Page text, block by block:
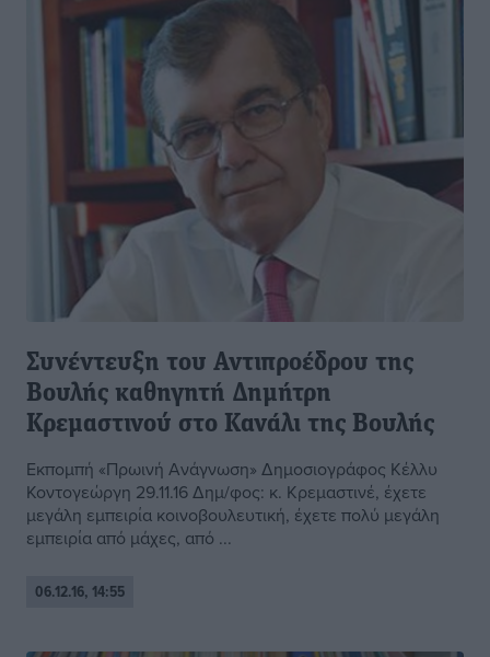
Συνέντευξη του Αντιπροέδρου της
Βουλής καθηγητή Δημήτρη
Κρεμαστινού στο Κανάλι της Βουλής
Εκπομπή «Πρωινή Ανάγνωση» Δημοσιογράφος Κέλλυ
Κοντογεώργη 29.11.16 Δημ/φος: κ. Κρεμαστινέ, έχετε
μεγάλη εμπειρία κοινοβουλευτική, έχετε πολύ μεγάλη
εμπειρία από μάχες, από ...
06.12.16, 14:55